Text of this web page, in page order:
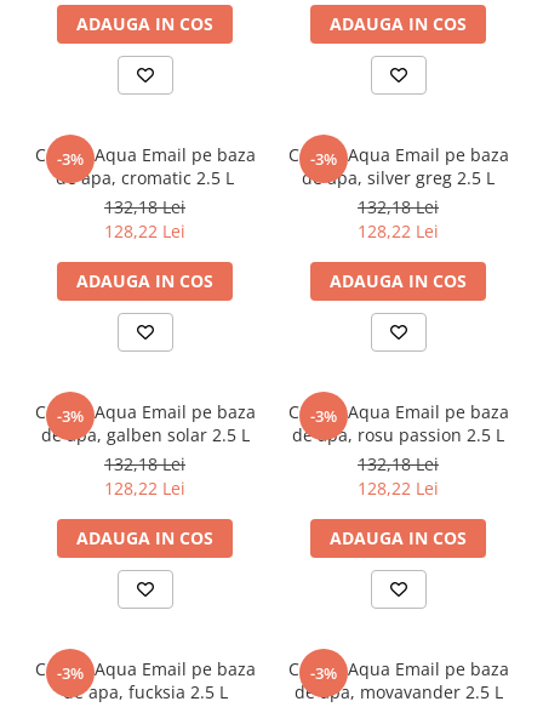
ADAUGA IN COS ADAUGA IN COS
-3%
CORAL Aqua Email pe baza
de apa, cromatic 2.5 L
132,18 Lei
128,22 Lei
ADAUGA IN COS
-3%
CORAL Aqua Email pe baza
de apa, silver greg 2.5 L
132,18 Lei
128,22 Lei
ADAUGA IN COS
-3%
CORAL Aqua Email pe baza
de apa, galben solar 2.5 L
132,18 Lei
128,22 Lei
ADAUGA IN COS
-3%
CORAL Aqua Email pe baza
de apa, rosu passion 2.5 L
132,18 Lei
128,22 Lei
ADAUGA IN COS
-3%
CORAL Aqua Email pe baza
de apa, fucksia 2.5 L
-3%
CORAL Aqua Email pe baza
de apa, movavander 2.5 L